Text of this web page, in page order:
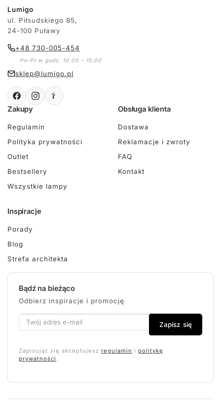
Lumigo
ul. Piłsudskiego 85,
24-100 Puławy
+48 730-005-454
Pn-Pt w godz. 10:00 – 15:00
sklep@lumigo.pl
Zakupy
Regulamin
Polityka prywatności
Outlet
Bestsellery
Wszystkie lampy
Obsługa klienta
Dostawa
Reklamacje i zwroty
FAQ
Kontakt
Inspiracje
Porady
Blog
Strefa architekta
Bądź na bieżąco
Odbierz inspiracje i promocję
Zapisz się
Zapisując się akceptujesz regulamin i politykę
prywatności .